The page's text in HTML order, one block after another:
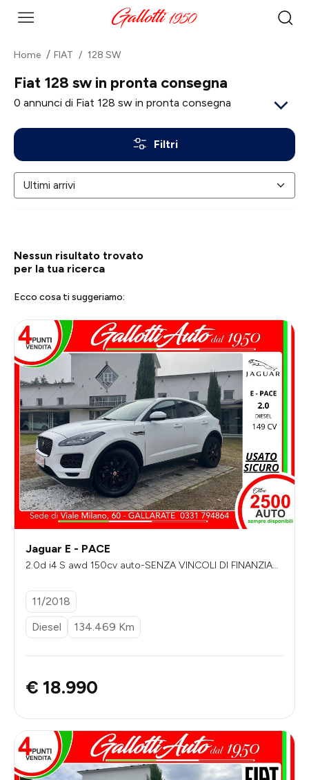
Home FIAT 128 SW
Fiat 128 sw in pronta consegna
0 annunci di Fiat 128 sw in pronta consegna
Filtri
Nessun risultato trovato
per la tua ricerca
Ecco cosa ti suggeriamo:
Jaguar E - PACE
2.0d i4 S awd 150cv auto-SENZA VINCOLI DI FINANZIAM
11/2018
Diesel
134.469 Km
€ 18.990